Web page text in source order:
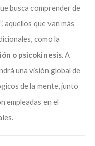
busca comprender de
aquellos que van más
como la
o psicokinesis. A
una visión global de
de la mente, junto
empleadas en el